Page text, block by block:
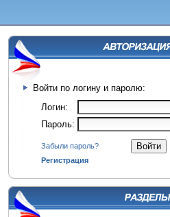
Войти по логину и паролю:
Логин:
Пароль:
Забыли пароль?
Регистрация